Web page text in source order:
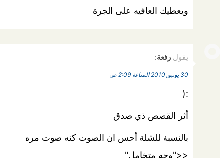
ويعطيك العافيه على الجرة
يقول رفعة:
30 يونيو, 2010 الساعة 2:09 ص
:(
أثر القصص ذي صدق
بالنسبة للشلة أحس ان الصوت كنه صوت مره
<<"وجه متخامل"